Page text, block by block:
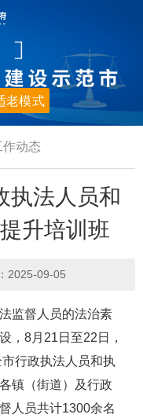
老模式
作动态
执法人员和
升培训班
2025-09-05
监督人员的法治素
，8月21日至22日，
行政执法人员和执
镇（街道）及行政
人员共计1300余名